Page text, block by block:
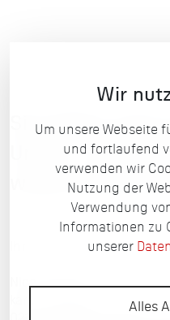
Sie haben noch
Unfall- und
wollen einen
Ihr persönlicher
karkosch@sportwagen-
Wir
Um unsere Webseite
und fortlaufend
verwenden wir
Nutzung der
Verwendung
Informationen zu
unserer
Alles